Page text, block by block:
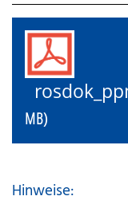
MB)
Hinweise: